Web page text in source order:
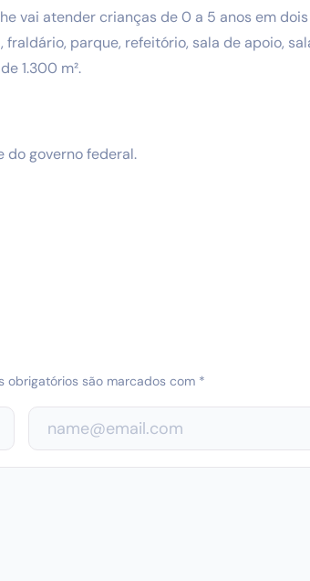
vai atender crianças de 0 a 5 anos em
parque, refeitório, sala de apoio,
1.300 m².
do governo federal.
obrigatórios são marcados com *